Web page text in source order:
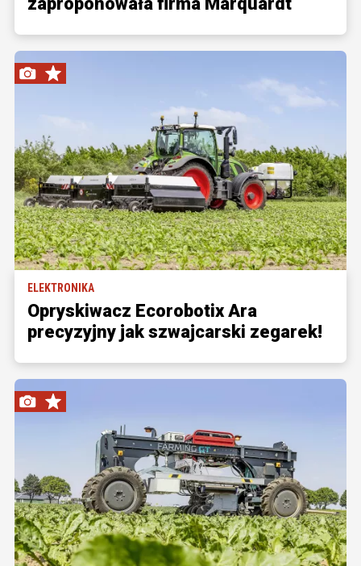
ELEKTRONIKA
Opryskiwacz Ecorobotix Ara
precyzyjny jak szwajcarski zegarek!